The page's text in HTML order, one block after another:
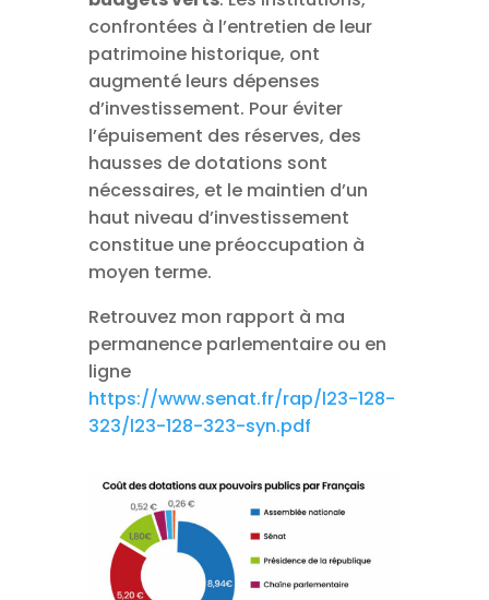
confrontées à l’entretien de leur
patrimoine historique, ont
augmenté leurs dépenses
d’investissement. Pour éviter
l’épuisement des réserves, des
hausses de dotations sont
nécessaires, et le maintien d’un
haut niveau d’investissement
constitue une préoccupation à
moyen terme.
Retrouvez mon rapport à ma
permanence parlementaire ou en
ligne
https://www.senat.fr/rap/l23-128-
323/l23-128-323-syn.pdf